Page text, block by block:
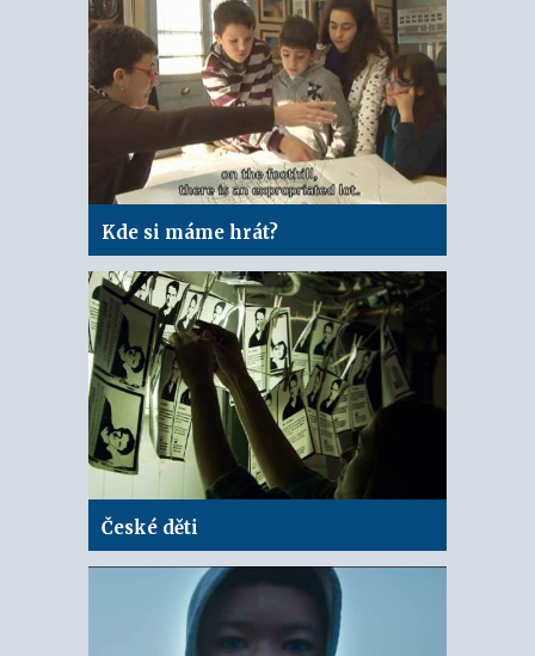
Kde si máme hrát?
České děti